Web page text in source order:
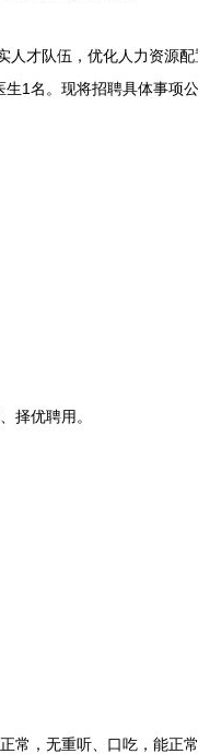
才队伍，优化人力资源配
1名。现将招聘具体事项公
择优聘用。
，无重听、口吃，能正